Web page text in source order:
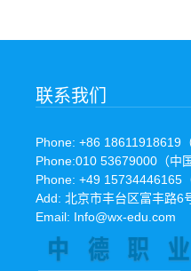
联系我们
Phone: +86 18611918619（
Phone:010 53679000（中国
Phone: +49 15734446165
Add: 北京市丰台区富丰路6
Email: Info@wx-edu.com